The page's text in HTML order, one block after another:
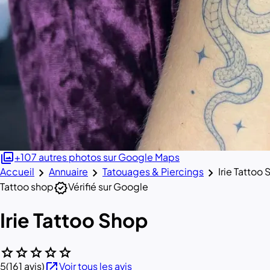
photo_library+107 autres photos sur Google Maps
Accueil chevron_right Annuaire chevron_right Tatouages & Piercings chevron_right Irie Tattoo
Tattoo shopverifiedVérifié sur Google
Irie Tattoo Shop
starstarstarstarstar
5(161 avis) Voir tous les avis